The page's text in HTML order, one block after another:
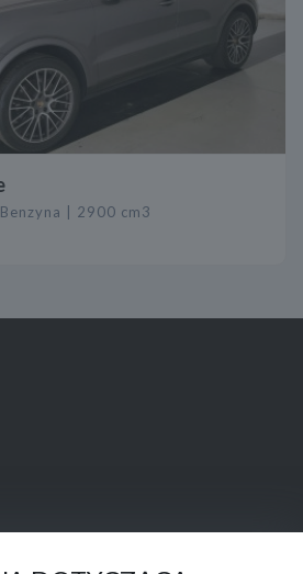
| 2900 cm3